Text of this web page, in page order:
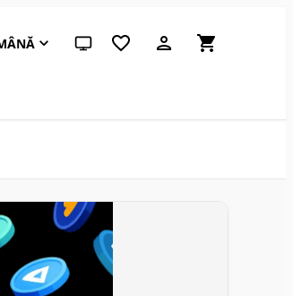
Temă sistem (apasă pentru deschisă)